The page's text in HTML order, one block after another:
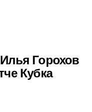
Горохов
Кубка